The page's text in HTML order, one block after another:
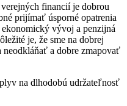
financií je dobrou
prijímať úsporné opatrenia
vývoj a penzijná
je, že sme na dobrej
neodkláňať a dobre zmapovať
na dlhodobú udržateľnosť